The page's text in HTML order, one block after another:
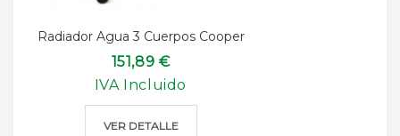
Radiador Agua 3 Cuerpos Cooper
151,89 €
IVA Incluido
VER DETALLE